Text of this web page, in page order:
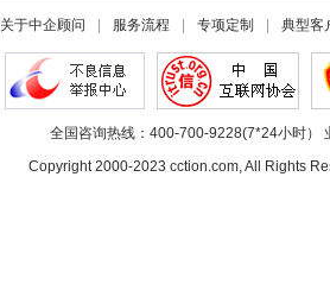
关于中企顾问 服务流程 专项定制 典型客
全国咨询热线：400-700-9228(7*24小时）
Copyright 2000-2023 cction.com, All Rights